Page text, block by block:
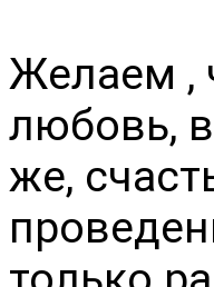
Желаем ,
любовь,
же,